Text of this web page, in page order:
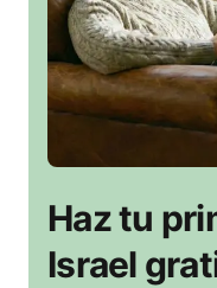
Haz tu
Israel